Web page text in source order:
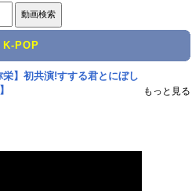
K-POP
栄】初共演!すする君とにぼし
もっと見る